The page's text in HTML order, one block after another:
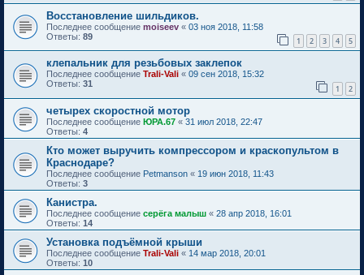
Восстановление шильдиков.
Последнее сообщение moiseev « 03 ноя 2018, 11:58
Ответы: 89 1 2 3 4 5
клепальник для резьбовых заклепок
Последнее сообщение Trali-Vali « 09 сен 2018, 15:32
Ответы: 31 1 2
четырех скоростной мотор
Последнее сообщение ЮРА.67 « 31 июл 2018, 22:47
Ответы: 4
Кто может выручить компрессором и краскопультом в
Краснодаре?
Последнее сообщение Petmanson « 19 июн 2018, 11:43
Ответы: 3
Канистра.
Последнее сообщение серёга малыш « 28 апр 2018, 16:01
Ответы: 14
Установка подъёмной крыши
Последнее сообщение Trali-Vali « 14 мар 2018, 20:01
Ответы: 10